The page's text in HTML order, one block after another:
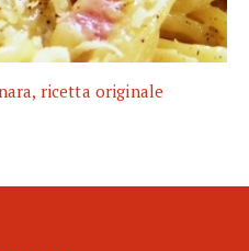
ricetta originale